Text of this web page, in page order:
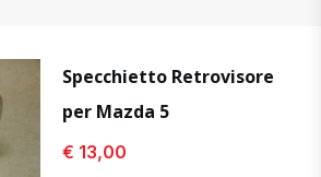
visualizza prodotto
Specchietto Retrovisore
per Mazda 5
€ 13,00